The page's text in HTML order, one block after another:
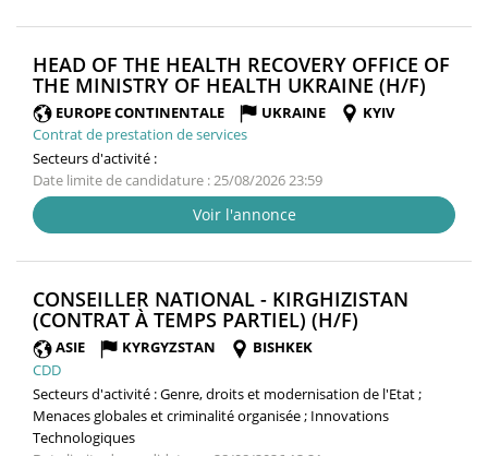
HEAD OF THE HEALTH RECOVERY OFFICE OF
THE MINISTRY OF HEALTH UKRAINE (H/F)
EUROPE CONTINENTALE UKRAINE
KYIV
Contrat de prestation de services
Secteurs d'activité :
Date limite de candidature : 25/08/2026 23:59
Voir l'annonce
CONSEILLER NATIONAL - KIRGHIZISTAN
(CONTRAT À TEMPS PARTIEL) (H/F)
ASIE KYRGYZSTAN
BISHKEK
CDD
Secteurs d'activité :Genre, droits et modernisation de l'Etat ;
Menaces globales et criminalité organisée ; Innovations
Technologiques